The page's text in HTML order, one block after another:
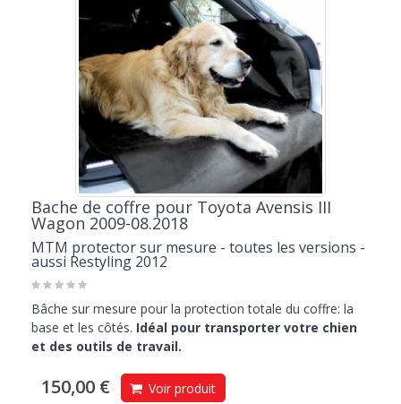
Bache de coffre pour Toyota Avensis III
Wagon 2009-08.2018
MTM protector sur mesure - toutes les versions -
aussi Restyling 2012
Bâche sur mesure pour la protection totale du coffre: la
base et les côtés. Idéal pour transporter votre chien
et des outils de travail.
150,00 € Voir produit